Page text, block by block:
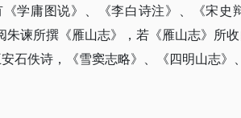
学庸图说》、《李白诗注》、《宋史
朱谏所撰《雁山志》，若《雁山志》所
石佚诗，《雪窦志略》、《四明山志》